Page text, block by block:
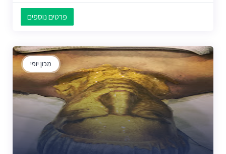
פרטים נוספים
מכון יופי